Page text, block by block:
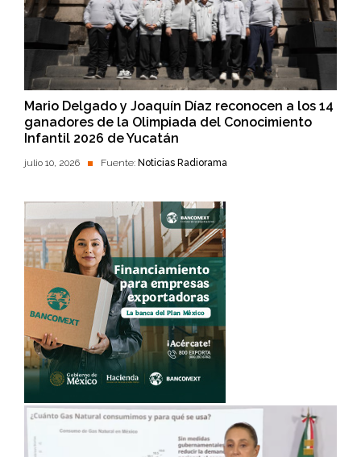
Mario Delgado y Joaquín Díaz reconocen a los 14
ganadores de la Olimpiada del Conocimiento
Infantil 2026 de Yucatán
julio 10, 2026 Fuente: Noticias Radiorama